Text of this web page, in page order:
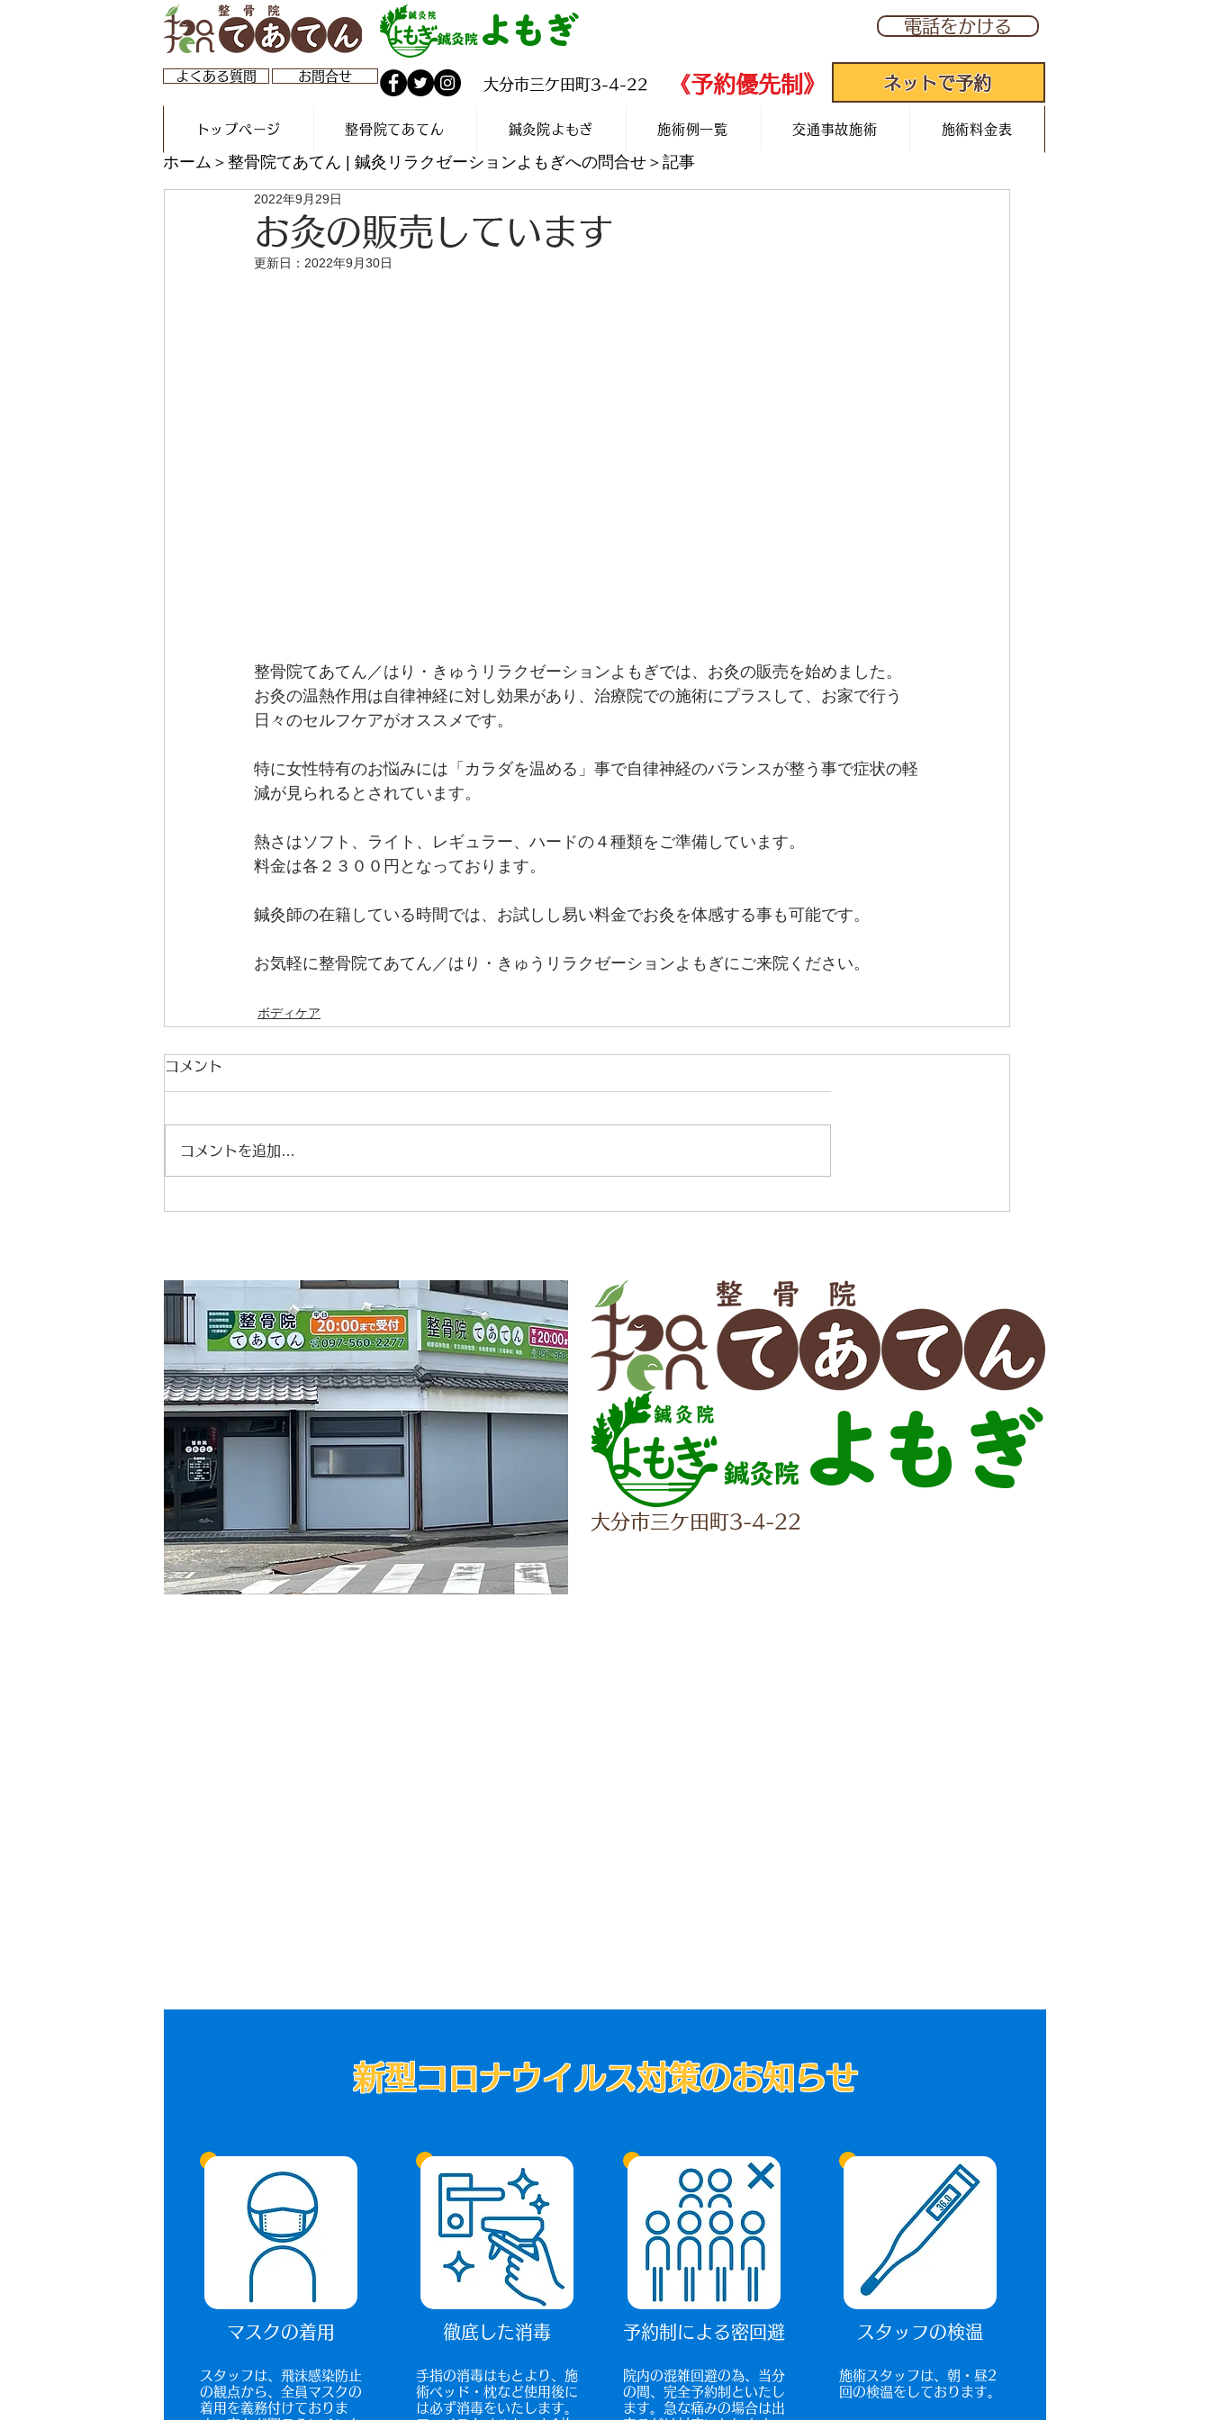
鍼灸院 よもぎ 電話をかける
よくある質問 お問合せ
​大分市三ケ田町3-4-22 ​《予約優先制》 ネットで予約
トップページ 整骨院てあてん 鍼灸院よもぎ 施術例一覧 交通事故施術 施術料金表
ホーム ＞整骨院てあてん | 鍼灸リラクゼーションよもぎへの問合せ＞記事
お灸の販売しています
2022年9月29日
更新日： 2022年9月30日
整骨院てあてん／はり・きゅうリラクゼーションよもぎでは、お灸の販売を始めました。
お灸の温熱作用は自律神経に対し効果があり、治療院での施術にプラスして、お家で行う
日々のセルフケアがオススメです。
特に女性特有のお悩みには「カラダを温める」事で自律神経のバランスが整う事で症状の軽
減が見られるとされています。
熱さはソフト、ライト、レギュラー、ハードの４種類をご準備しています。
料金は各２３００円となっております。
鍼灸師の在籍している時間では、お試しし易い料金でお灸を体感する事も可能です。
お気軽に整骨院てあてん／はり・きゅうリラクゼーションよもぎにご来院ください。
ボディケア
コメント
コメントを追加…
鍼灸院 よもぎ
大分市三ケ田町3-4-22
新型コロナウイルス対策のお知らせ
マスクの着用
​スタッフは、飛沫感染防止
の観点から、全員マスクの
着用を義務付けておりま
徹底した消毒
手指の消毒はもとより、施
術ベッド・枕など使用後に
は必ず消毒をいたします。
予約制による密回避
院内の混雑回避の為、当分
の間、完全予約制といたし
ます。急な痛みの場合は出
スタッフの検温
​施術スタッフは、朝・昼2
回の検温をしております。